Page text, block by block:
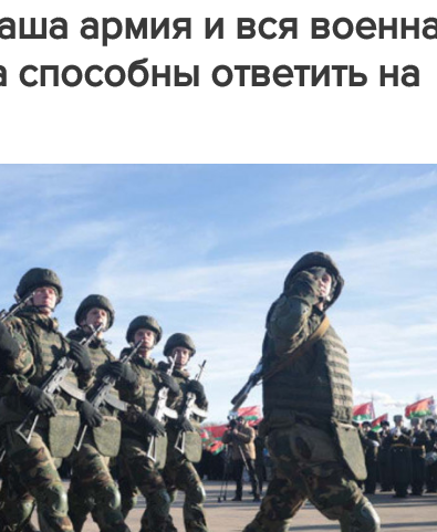
армия и вся
способны ответить на